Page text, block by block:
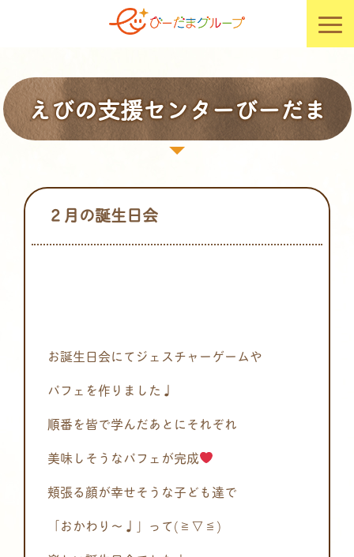
えびの支援センターびーだま
２月の誕生日会
お誕生日会にてジェスチャーゲームや
パフェを作りました♩
順番を皆で学んだあとにそれぞれ
美味しそうなパフェが完成
頬張る顔が幸せそうな子ども達で
「おかわり～♩」って(≧▽≦)